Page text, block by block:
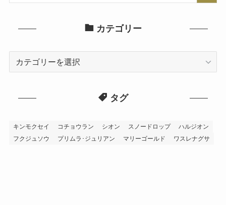
カテゴリー
タグ
キンモクセイ コチョウラン シオン スノードロップ
ハルジオン
フクジュソウ
プリムラ･ジュリアン マリーゴールド ワスレナグサ